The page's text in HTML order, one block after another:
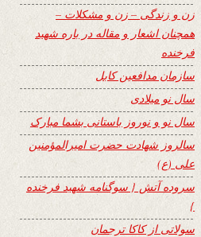
زن و زندگی – زن و مشکلات –
همچنان اشعار و مقاله در باره شهید
فرخنده
سازمان مدافعین کابل
سال نو میلادی
سال نو و نوروز باستانی بشما مبارک
سالروز شهادت حضرت امیرالمؤمنین
علی (ع)
سروده آتش { سوگنامه شهید فرخنده
}
سولاتی از کاکا ترجمان